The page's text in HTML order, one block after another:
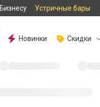
Бизнесу Устричные бары
Новинки Скидки